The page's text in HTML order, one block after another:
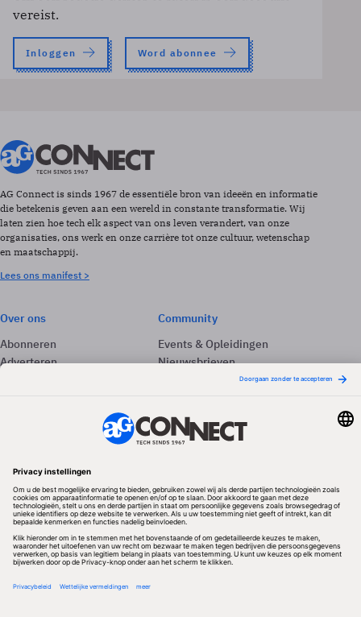
vereist.
Inloggen Word abonnee
AG Connect is sinds 1967 de essentiële bron van ideeën en informatie
die betekenis geven aan een wereld in constante transformatie. Wij
laten zien hoe tech elk aspect van ons leven verandert, van onze
organisaties, ons werk en onze carrière tot onze cultuur, wetenschap
en maatschappij.
Lees ons manifest >
Over ons
Abonneren
Adverteren
Community
Events & Opleidingen
Nieuwsbrieven
Volg ons
Redactionele partner